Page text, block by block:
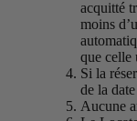
acquitté
moins
que celle
Si la
de la
Aucune